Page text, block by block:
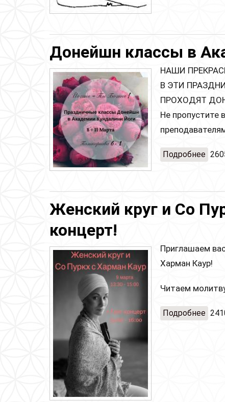
Донейшн классы в
НАШИ
В ЭТИ
ПРОХОДЯТ
Не пропустите
Подробнее о
Женский круг и Со
концерт!
Приглашаем
Харман Каур!
Читаем
Подробнее о